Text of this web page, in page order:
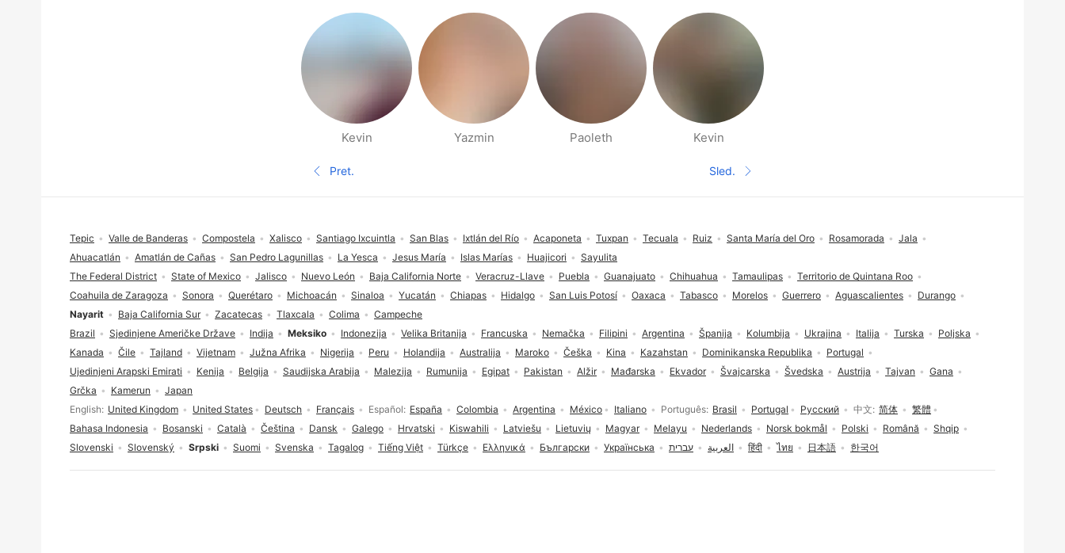
Kevin Yazmin Paoleth Kevin
Prethodna stranica
Pret.
Sledeća stranica
Sled.
Izbor jezika
English United Kingdom United States Deutsch Français Español España Colombia Argentina México Italiano Português Brasil Portugal Русский 中文 简体
繁體
Bahasa Indonesia
Bosanski Català Čeština Dansk Galego Hrvatski Kiswahili Latviešu Lietuvių Magyar Melayu Nederlands Norsk bokmål Polski Română
Shqip
Slovenski
Slovenský Srpski Suomi Svenska Tagalog Tiếng Việt Türkçe Ελληνικά Български Українська עברית العربية हिंदी ไทย 日本語 한국어
Brazil Sjedinjene Američke Države Indija Meksiko Indonezija Velika Britanija Francuska Nemačka Filipini Argentina Španija Kolumbija Ukrajina Italija Turska
Poljska
Kanada
Čile Tajland Vijetnam Južna Afrika Nigerija Peru Holandija Australija Maroko Češka Kina Kazahstan Dominikanska Republika
Portugal
Ujedinjeni Arapski Emirati
Kenija Belgija Saudijska Arabija Malezija Rumunija Egipat Pakistan Alžir Mađarska Ekvador Švajcarska Švedska Austrija Tajvan
Gana
Grčka
Kamerun Japan
The Federal District State of Mexico Jalisco Nuevo León Baja California Norte Veracruz-Llave Puebla Guanajuato Chihuahua Tamaulipas
Territorio de Quintana Roo
Coahuila de Zaragoza
Sonora Querétaro Michoacán Sinaloa Yucatán Chiapas Hidalgo San Luis Potosí Oaxaca Tabasco Morelos Guerrero Aguascalientes
Durango
Nayarit
Baja California Sur Zacatecas Tlaxcala Colima Campeche
Tepic Valle de Banderas Compostela Xalisco Santiago Ixcuintla San Blas Ixtlán del Río Acaponeta Tuxpan Tecuala Ruiz Santa María del Oro Rosamorada
Jala
Ahuacatlán
Amatlán de Cañas San Pedro Lagunillas La Yesca Jesus María Islas Marías Huajicori Sayulita